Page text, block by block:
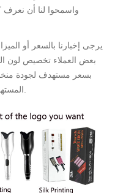
بعض العملاء تخصيص لون
بسعر مستهدف لجودة